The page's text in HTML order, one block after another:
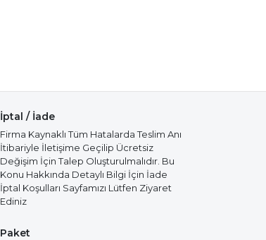
İptal / İade
Firma Kaynaklı Tüm Hatalarda Teslim Anı
İtibariyle İletişime Geçilip Ücretsiz
Değişim İçin Talep Oluşturulmalıdır. Bu
Konu Hakkında Detaylı Bilgi İçin İade
İptal Koşulları Sayfamızı Lütfen Ziyaret
Ediniz
Paket